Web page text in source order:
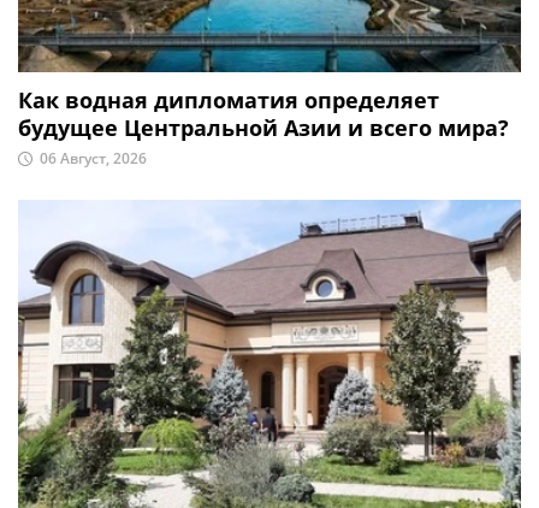
Как водная дипломатия определяет
будущее Центральной Азии и всего мира?
06 Август, 2026